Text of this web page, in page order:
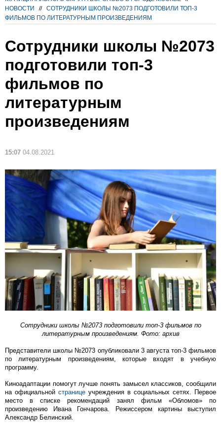
НОВОСТИ
//
СОТРУДНИКИ ШКОЛЫ №2073 ПОДГОТОВИЛИ ТОП-3
ФИЛЬМОВ ПО ЛИТЕРАТУРНЫМ ПРОИЗВЕДЕНИЯМ
Сотрудники школы №2073
подготовили топ-3
фильмов по
литературным
произведениям
15:07 04.08.2021
Сотрудники школы №2073 подготовили топ-3 фильмов по
литературным произведениям. Фото: архив
Представители школы №2073 опубликовали 3 августа топ-3 фильмов
по литературным произведениям, которые входят в учебную
программу.
Киноадаптации помогут лучше понять замысел классиков, сообщили
на официальной странице учреждения в социальных сетях. Первое
место в списке рекомендаций занял фильм «Обломов» по
произведению Ивана Гончарова. Режиссером картины выступил
Александр Белинский.